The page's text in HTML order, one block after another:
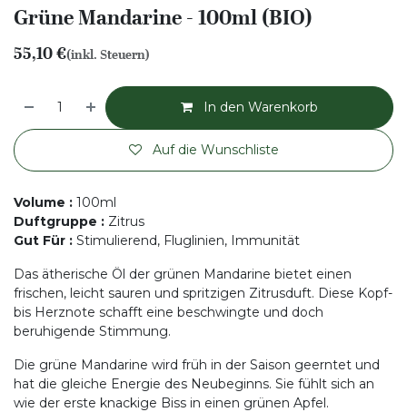
Grüne Mandarine - 100ml (BIO)
55,10€(inkl. Steuern)
In den Warenkorb
Auf die Wunschliste
Volume : 100ml
Duftgruppe : Zitrus
Gut Für : Stimulierend, Fluglinien, Immunität
Das ätherische Öl der grünen Mandarine bietet einen
frischen, leicht sauren und spritzigen Zitrusduft. Diese Kopf-
bis Herznote schafft eine beschwingte und doch
beruhigende Stimmung.
Die grüne Mandarine wird früh in der Saison geerntet und
hat die gleiche Energie des Neubeginns. Sie fühlt sich an
wie der erste knackige Biss in einen grünen Apfel.